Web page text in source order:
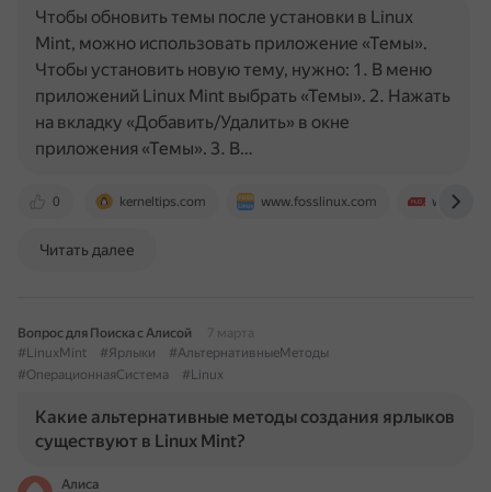
0 kerneltips.com www.fosslinux.com
Чтобы обновить темы после установки в Linux
Mint, можно использовать приложение «Темы».
Чтобы установить новую тему, нужно: 1. В меню
приложений Linux Mint выбрать «Темы». 2. Нажать
на вкладку «Добавить/Удалить» в окне
приложения «Темы». 3. В…
Читать далее
Вопрос для Поиска с Алисой
7 марта
#LinuxMint
#Ярлыки
#АльтернативныеМетоды
#ОперационнаяСистема
#Linux
Какие альтернативные методы создания ярлыков
существуют в Linux Mint?
Алиса